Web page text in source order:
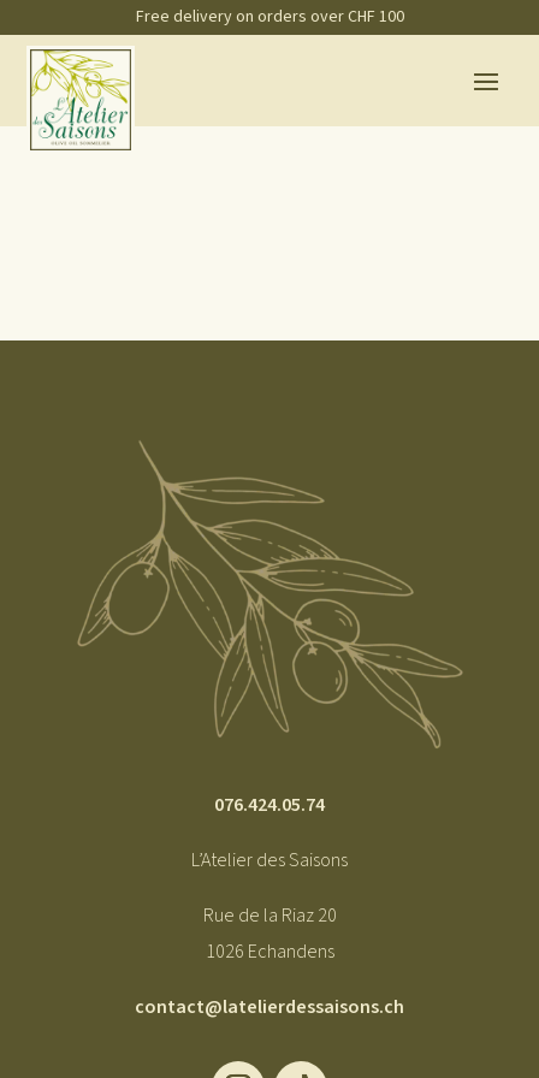
Free delivery on orders over CHF 100
076.424.05.74
L’Atelier des Saisons
Rue de la Riaz 20
1026 Echandens
contact@latelierdessaisons.ch